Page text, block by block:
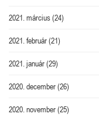
2021. március(24)
2021. február(21)
2021. január(29)
2020. december(26)
2020. november(25)